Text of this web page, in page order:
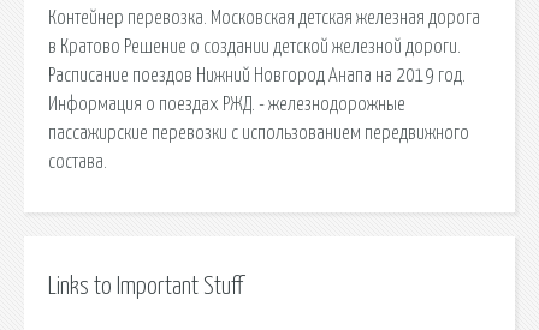
Контейнер перевозка. Московская детская железная дорога
в Кратово Решение о создании детской железной дороги.
Расписание поездов Нижний Новгород Анапа на 2019 год.
Информация о поездах РЖД. - железнодорожные
пассажирские перевозки с использованием передвижного
состава.
Links to Important Stuff